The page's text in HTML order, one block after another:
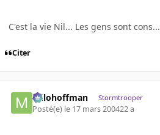
C'est la vie Nil... Les gens sont cons...
Citer
milohoffman Stormtrooper
Posté(e) le 17 mars 200422 a